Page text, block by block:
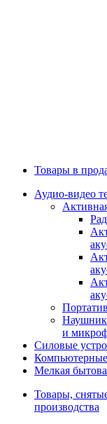
Товары в
Аудио-видео
и
Силовые
Компьютерные
Мелкая
Товары,
производства